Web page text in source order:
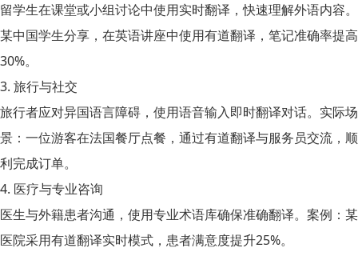
留学生在课堂或小组讨论中使用实时翻译，快速理解外语内容。
某中国学生分享，在英语讲座中使用有道翻译，笔记准确率提高
30%。
3. 旅行与社交
旅行者应对异国语言障碍，使用语音输入即时翻译对话。实际场
景：一位游客在法国餐厅点餐，通过有道翻译与服务员交流，顺
利完成订单。
4. 医疗与专业咨询
医生与外籍患者沟通，使用专业术语库确保准确翻译。案例：某
医院采用有道翻译实时模式，患者满意度提升25%。